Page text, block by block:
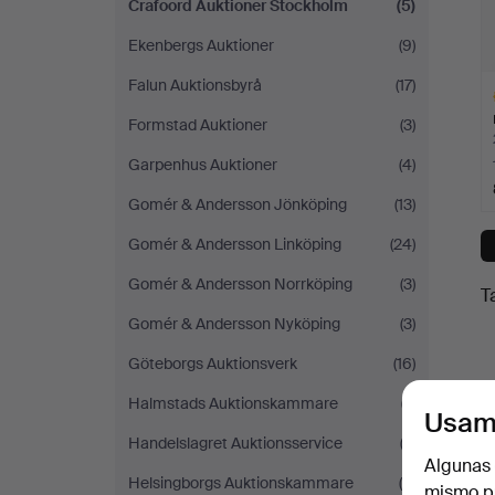
Crafoord Auktioner Stockholm
(5)
Ekenbergs Auktioner
(9)
Falun Auktionsbyrå
(17)
Formstad Auktioner
(3)
Garpenhus Auktioner
(4)
Gomér & Andersson Jönköping
(13)
Gomér & Andersson Linköping
(24)
Gomér & Andersson Norrköping
(3)
Gomér & Andersson Nyköping
(3)
Göteborgs Auktionsverk
(16)
Halmstads Auktionskammare
(7)
Handelslagret Auktionsservice
(3)
Helsingborgs Auktionskammare
(9)
Algunas